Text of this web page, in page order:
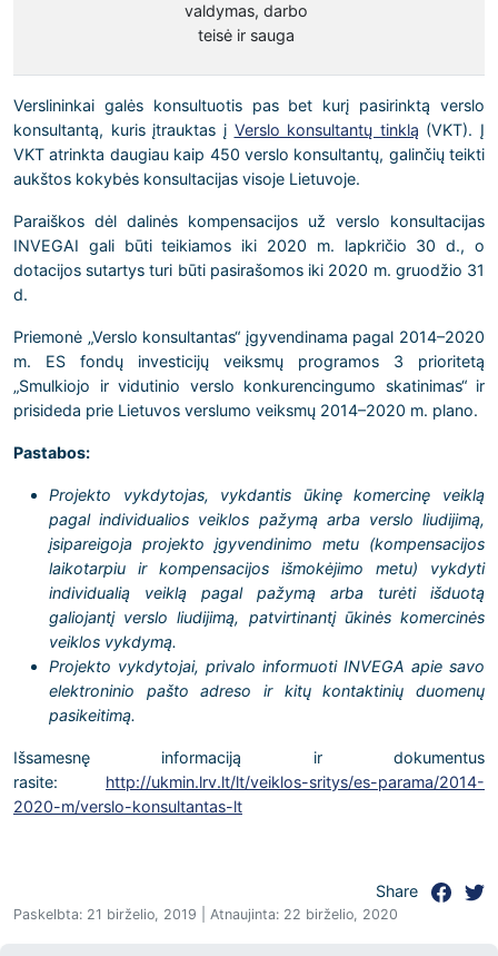
valdymas, darbo
teisė ir sauga
Verslininkai galės konsultuotis pas bet kurį pasirinktą verslo
konsultantą, kuris įtrauktas į Verslo konsultantų tinklą (VKT). Į
VKT atrinkta daugiau kaip 450 verslo konsultantų, galinčių teikti
aukštos kokybės konsultacijas visoje Lietuvoje.
Paraiškos dėl dalinės kompensacijos už verslo konsultacijas
INVEGAI gali būti teikiamos iki 2020 m. lapkričio 30 d., o
dotacijos sutartys turi būti pasirašomos iki 2020 m. gruodžio 31
d.
Priemonė „Verslo konsultantas“ įgyvendinama pagal 2014–2020
m. ES fondų investicijų veiksmų programos 3 prioritetą
„Smulkiojo ir vidutinio verslo konkurencingumo skatinimas“ ir
prisideda prie Lietuvos verslumo veiksmų 2014–2020 m. plano.
Pastabos:
Projekto vykdytojas, vykdantis ūkinę komercinę veiklą
pagal individualios veiklos pažymą arba verslo liudijimą,
įsipareigoja projekto įgyvendinimo metu (kompensacijos
laikotarpiu ir kompensacijos išmokėjimo metu) vykdyti
individualią veiklą pagal pažymą arba turėti išduotą
galiojantį verslo liudijimą, patvirtinantį ūkinės komercinės
veiklos vykdymą.
Projekto vykdytojai, privalo informuoti INVEGA apie savo
elektroninio pašto adreso ir kitų kontaktinių duomenų
pasikeitimą.
Išsamesnę informaciją ir dokumentus
rasite: http://ukmin.lrv.lt/lt/veiklos-sritys/es-parama/2014-
2020-m/verslo-konsultantas-lt
Share
Paskelbta: 21 birželio, 2019 | Atnaujinta: 22 birželio, 2020